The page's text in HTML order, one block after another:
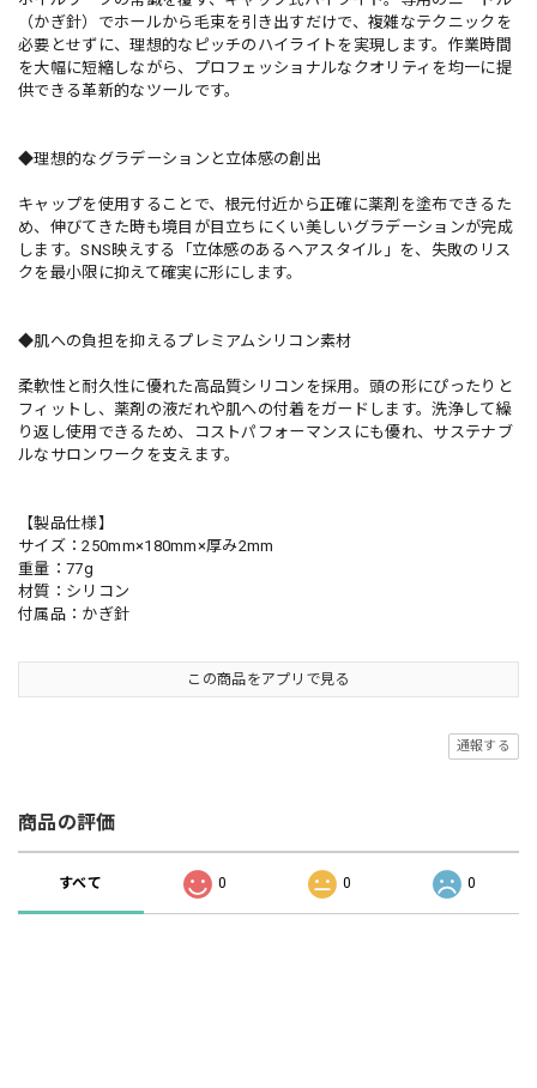
（かぎ針）でホールから毛束を引き出すだけで、複雑なテクニックを
必要とせずに、理想的なピッチのハイライトを実現します。作業時間
を大幅に短縮しながら、プロフェッショナルなクオリティを均一に提
供できる革新的なツールです。
◆理想的なグラデーションと立体感の創出
キャップを使用することで、根元付近から正確に薬剤を塗布できるた
め、伸びてきた時も境目が目立ちにくい美しいグラデーションが完成
します。SNS映えする「立体感のあるヘアスタイル」を、失敗のリス
クを最小限に抑えて確実に形にします。
◆肌への負担を抑えるプレミアムシリコン素材
柔軟性と耐久性に優れた高品質シリコンを採用。頭の形にぴったりと
フィットし、薬剤の液だれや肌への付着をガードします。洗浄して繰
り返し使用できるため、コストパフォーマンスにも優れ、サステナブ
ルなサロンワークを支えます。
【製品仕様】
サイズ：250mm×180mm×厚み2mm
重量：77g
材質：シリコン
付属品：かぎ針
この商品をアプリで見る
通報する
商品の評価
すべて 0 0 0